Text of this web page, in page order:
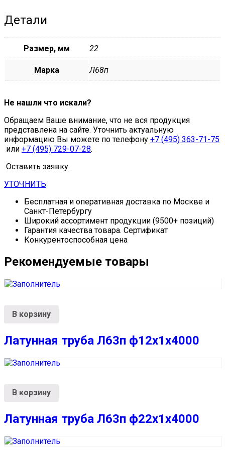
Детали
Размер, мм 22
Марка Л68п
Не нашли что искали?
Обращаем Ваше внимание, что не вся продукция
представлена на сайте. Уточнить актуальную
информацию Вы можете по телефону +7 (495) 363-71-75
или +7 (495) 729-07-28.
Оставить заявку:
УТОЧНИТЬ
Бесплатная и оперативная доставка по Москве и
Санкт-Петербургу
Широкий ассортимент продукции (9500+ позиций)
Гарантия качества товара. Сертификат
Конкурентоспособная цена
Рекомендуемые товары
В корзину
Латунная труба Л63п ф12х1х4000
В корзину
Латунная труба Л63п ф22х1х4000